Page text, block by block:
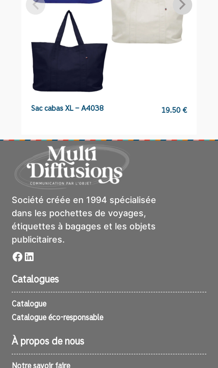
Sac cabas XL – A4038 19.50€
Société créée en 1994 spécialisée
dans les pochettes de voyages,
étiquettes à bagages et les objets
publicitaires.
Facebook
LinkedIn
Catalogues
Catalogue
Catalogue éco-responsable
À propos de nous
Notre savoir faire